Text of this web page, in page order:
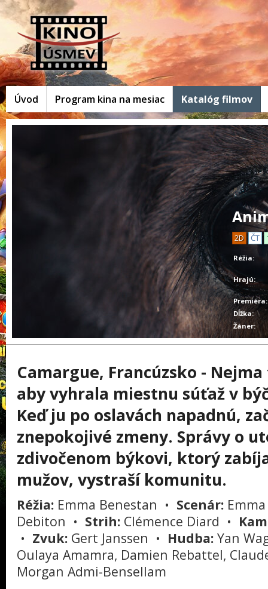
Úvod Program kina na mesiac Katalóg filmov
2D ČT
Réžia:
Hrajú:
Premiéra:
Dĺžka:
Žáner:
Camargue, Francúzsko -
aby vyhrala miestnu súťaž v
Keď ju po oslavách napadnú,
znepokojivé zmeny. Správy o
zdivočenom býkovi, ktorý
mužov, vystraší komunitu.
Réžia: Emma Benestan • Scenár:
Debiton • Strih: Clémence Diard •
• Zvuk: Gert Janssen • Hudba: Yan
Oulaya Amamra, Damien Rebattel,
Morgan Admi-Bensellam